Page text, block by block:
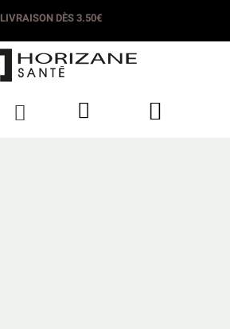
LIVRAISON DÈS 3.50€